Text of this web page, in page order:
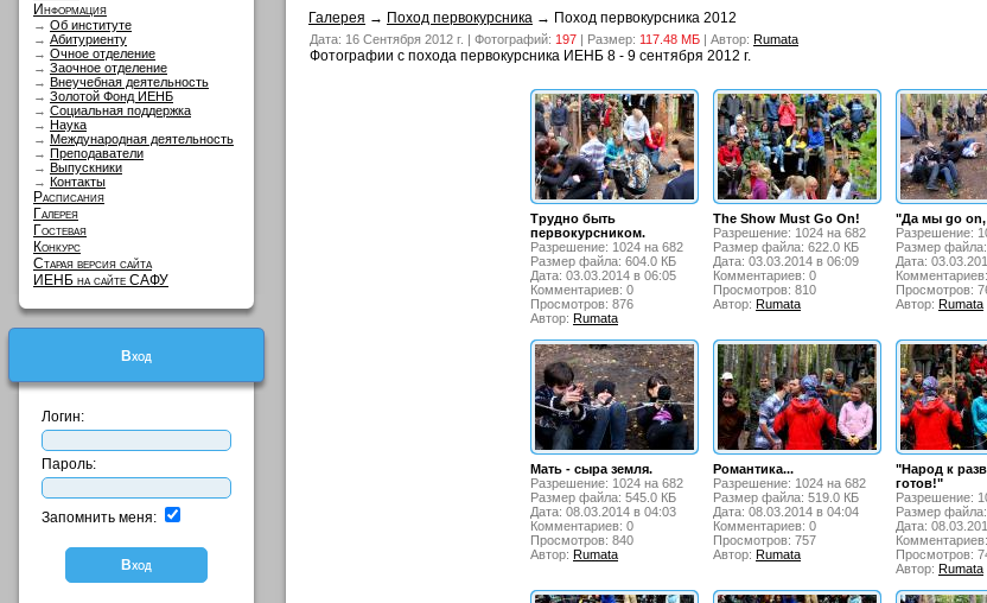
Информация
→ Об институте
→ Абитуриенту
→ Очное отделение
→ Заочное отделение
→ Внеучебная деятельность
→ Золотой Фонд ИЕНБ
→ Социальная поддержка
→ Наука
→ Международная деятельность
→ Преподаватели
→ Выпускники
→ Контакты
Расписания
Галерея
Гостевая
Конкурс
Старая версия сайта
ИЕНБ на сайте САФУ
Вход
Логин:
Пароль:
Запомнить меня:
Галерея → Поход первокурсника → Поход первокурсника 2012
Дата: 16 Сентября 2012 г. | Фотографий: 197 | Размер: 117.48 MБ | Автор: Rumata
Фотографии с похода первокурсника ИЕНБ 8 - 9 сентября 2012 г.
Трудно быть
первокурсником.
Разрешение: 1024 на 682
Размер файла: 604.0 КБ
Дата: 03.03.2014 в 06:05
Комментариев: 0
Просмотров: 876
Автор: Rumata
The Show Must Go On!
Разрешение: 1024 на 682
Размер файла: 622.0 КБ
Дата: 03.03.2014 в 06:09
Комментариев: 0
Просмотров: 810
Автор: Rumata
"Да мы go on,
Разрешение:
Размер
Дата:
Просмотров:
Автор: Rumata
Мать - сыра земля.
Разрешение: 1024 на 682
Размер файла: 545.0 КБ
Дата: 08.03.2014 в 04:03
Комментариев: 0
Просмотров: 840
Автор: Rumata
Романтика...
Разрешение: 1024 на 682
Размер файла: 519.0 КБ
Дата: 08.03.2014 в 04:04
Комментариев: 0
Просмотров: 757
Автор: Rumata
"Народ к
готов!"
Разрешение:
Размер
Дата:
Просмотров:
Автор: Rumata